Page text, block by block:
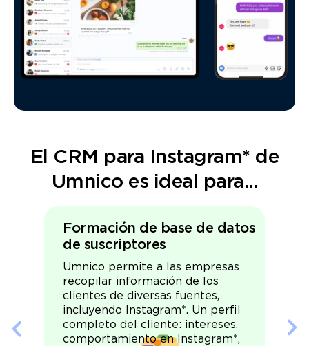
El CRM para Instagram* de
Umnico es ideal para...
Formación de base de datos
de suscriptores
Umnico permite a las empresas
recopilar información de los
clientes de diversas fuentes,
incluyendo Instagram*. Un perfil
completo del cliente: intereses,
comportamiento en Instagram*,